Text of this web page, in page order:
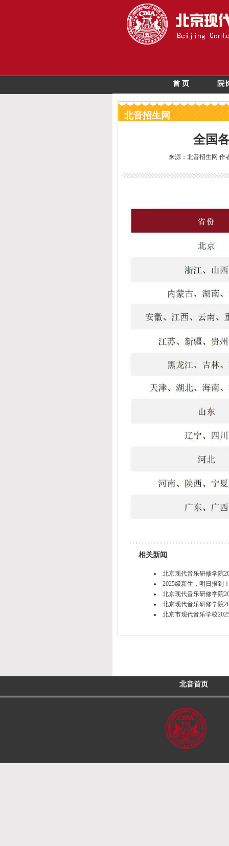
首 页 院
北音招生网
全国
来源：北音招生网
相关新闻
北京现代音乐研修学院
2025级新生，明日报到
北京现代音乐研修学院
北京现代音乐研修学院
北京市现代音乐学校
北音首页